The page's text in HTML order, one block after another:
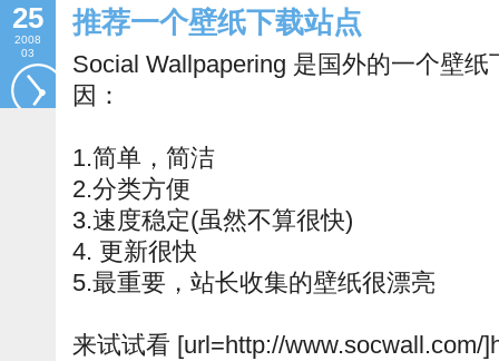
25
2008
03
推荐一个壁纸下载站点
Social Wallpapering 是国外的一个壁
因：
1.简单，简洁
2.分类方便
3.速度稳定(虽然不算很快)
4. 更新很快
5.最重要，站长收集的壁纸很漂亮
来试试看 [url=http://www.socwall.com/